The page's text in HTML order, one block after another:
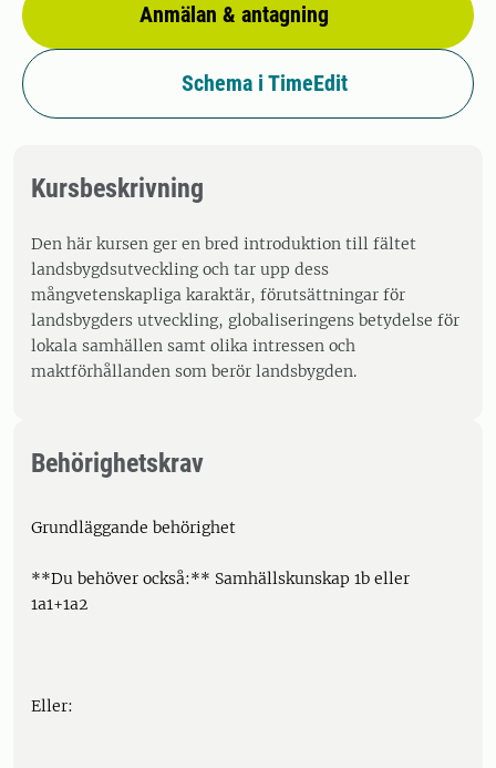
Anmälan & antagning
Schema i TimeEdit
Kursbeskrivning
Den här kursen ger en bred introduktion till fältet
landsbygdsutveckling och tar upp dess
mångvetenskapliga karaktär, förutsättningar för
landsbygders utveckling, globaliseringens betydelse för
lokala samhällen samt olika intressen och
maktförhållanden som berör landsbygden.
Behörighetskrav
Grundläggande behörighet
**Du behöver också:** Samhällskunskap 1b eller
1a1+1a2
Eller: